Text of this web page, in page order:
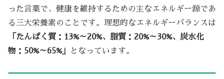
った言葉で、健康を維持するための主なエネルギー源であ
る三大栄養素のことです。理想的なエネルギーバランスは
「たんぱく質：13%～20%、脂質：20%～30%、炭水化
物：50%～65%」
となっています。